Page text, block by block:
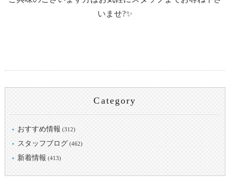
いませ?✨
Category
おすすめ情報 (312)
スタッフブログ (462)
新着情報 (413)